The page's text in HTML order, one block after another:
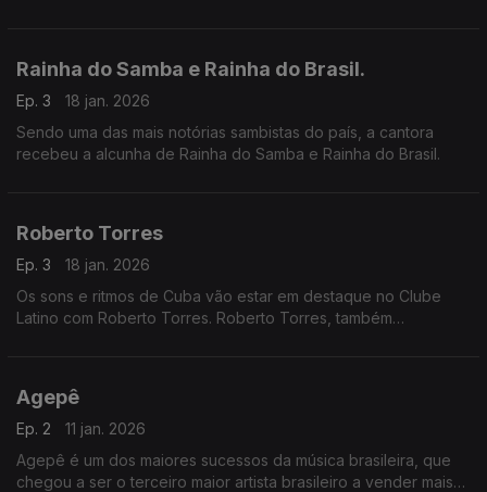
Rainha do Samba e Rainha do Brasil.
Ep. 3
18 jan. 2026
Sendo uma das mais notórias sambistas do país, a cantora
recebeu a alcunha de Rainha do Samba e Rainha do Brasil.
Roberto Torres
Ep. 3
18 jan. 2026
Os sons e ritmos de Cuba vão estar em destaque no Clube
Latino com Roberto Torres. Roberto Torres, também
Agepê
Ep. 2
11 jan. 2026
Agepê é um dos maiores sucessos da música brasileira, que
chegou a ser o terceiro maior artista brasileiro a vender mais